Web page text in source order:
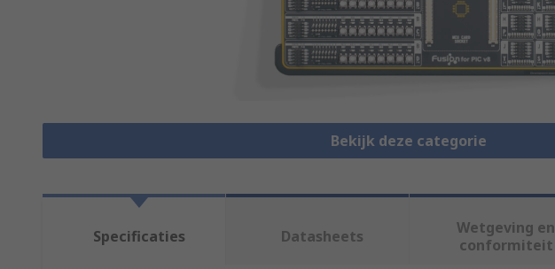
Bekijk deze categorie
Specificaties Datasheets
Wetgeving en
conformiteit